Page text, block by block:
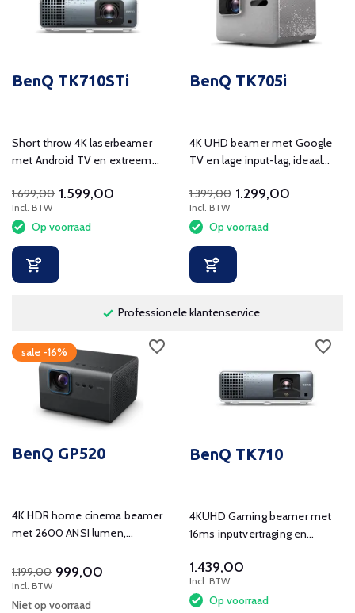
BenQ TK710STi
Short throw 4K laserbeamer
met Android TV en extreem
1.699,00 1.599,00
Incl. BTW
Op voorraad
BenQ TK705i
4K UHD beamer met Google
TV en lage input-lag, ideaal
1.399,00 1.299,00
Incl. BTW
Op voorraad
Professionele klantenservice
sale -16%
BenQ GP520
4K HDR home cinema beamer
met 2600 ANSI lumen,
flexibele installatie.
1.199,00 999,00
Incl. BTW
Niet op voorraad
BenQ TK710
4KUHD Gaming beamer met
16ms inputvertraging en
1.439,00
Incl. BTW
Op voorraad